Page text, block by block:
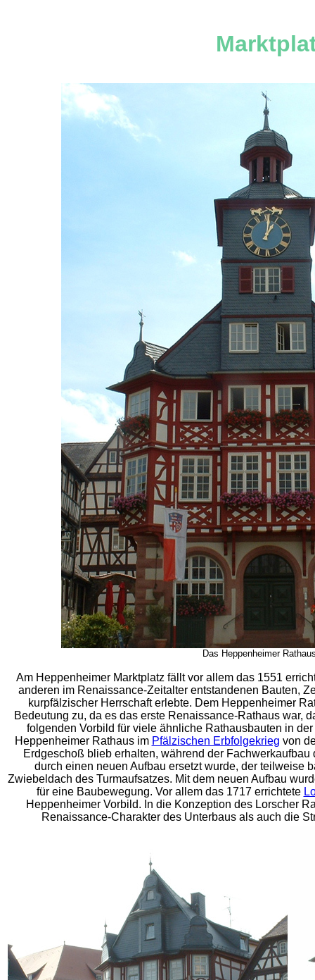
Das Heppenheimer
Am Heppenheimer Marktplatz fällt vor allem das 1551
anderen im Renaissance-Zeitalter entstandenen Bauten,
kurpfälzischer Herrschaft erlebte. Dem Heppenheimer
Bedeutung zu, da es das erste Renaissance-Rathaus war,
folgenden Vorbild für viele ähnliche Rathausbauten in
Heppenheimer Rathaus im Pfälzischen Erbfolgekrieg von
Erdgeschoß blieb erhalten, während der
durch einen neuen Aufbau ersetzt wurde, der teilweise
Zwiebeldach des Turmaufsatzes. Mit dem neuen Aufbau
für eine Baubewegung. Vor allem das 1717 errichtete
Heppenheimer Vorbild. In die Konzeption des Lorscher
Renaissance-Charakter des Unterbaus als auch die